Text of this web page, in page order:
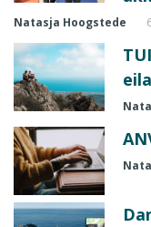
Natasja Hoogstede